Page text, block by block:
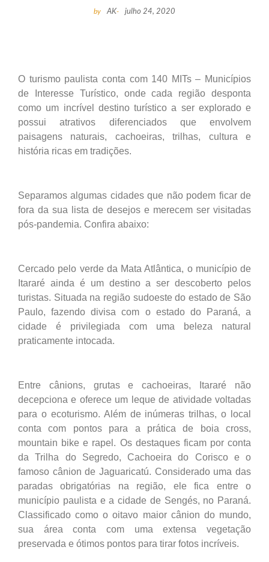
by AK- julho 24, 2020
O turismo paulista conta com 140 MITs – Municípios
de Interesse Turístico, onde cada região desponta
como um incrível destino turístico a ser explorado e
possui atrativos diferenciados que envolvem
paisagens naturais, cachoeiras, trilhas, cultura e
história ricas em tradições.
Separamos algumas cidades que não podem ficar de
fora da sua lista de desejos e merecem ser visitadas
pós-pandemia. Confira abaixo:
Cercado pelo verde da Mata Atlântica, o município de
Itararé ainda é um destino a ser descoberto pelos
turistas. Situada na região sudoeste do estado de São
Paulo, fazendo divisa com o estado do Paraná, a
cidade é privilegiada com uma beleza natural
praticamente intocada.
Entre cânions, grutas e cachoeiras, Itararé não
decepciona e oferece um leque de atividade voltadas
para o ecoturismo. Além de inúmeras trilhas, o local
conta com pontos para a prática de boia cross,
mountain bike e rapel. Os destaques ficam por conta
da Trilha do Segredo, Cachoeira do Corisco e o
famoso cânion de Jaguaricatú. Considerado uma das
paradas obrigatórias na região, ele fica entre o
município paulista e a cidade de Sengés, no Paraná.
Classificado como o oitavo maior cânion do mundo,
sua área conta com uma extensa vegetação
preservada e ótimos pontos para tirar fotos incríveis.